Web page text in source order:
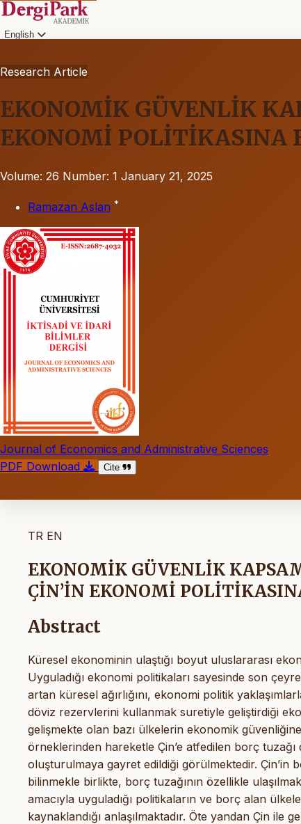
English
Research Article
EKONOMİK GÜVENLİK
EKONOMİ POLİTİKASINA
Volume: 26 Number: 1 January 21, 2025
Ramazan Aslan *
Journal of Economics and Administrative Sciences
PDF Download
Cite
TR EN
EKONOMİK GÜVENLİK
ÇİN’İN EKONOMİ
Abstract
Küresel ekonominin ulaştığı boyut uluslararası
Uyguladığı ekonomi politikaları sayesinde son
artan küresel ağırlığını, ekonomi politik
döviz rezervlerini kullanmak suretiyle geliştirdiği
gelişmekte olan bazı ülkelerin ekonomik
örneklerinden hareketle Çin’e atfedilen borç
oluşturulmaya gayret edildiği görülmektedir. Çin’in
bilinmekle birlikte, borç tuzağının özellikle
amacıyla uyguladığı politikaların ve borç alan
kaynaklandığı anlaşılmaktadır. Öte yandan Çin ile